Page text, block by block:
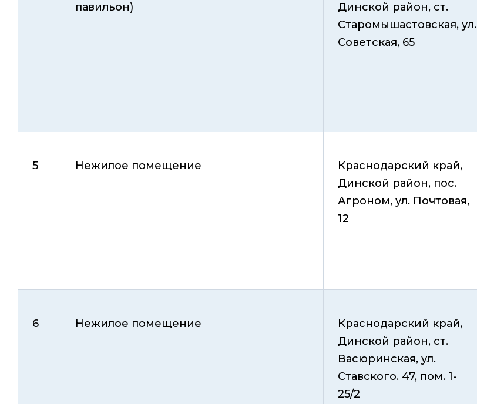
павильон)
Динской район, ст.
Старомышастовская, ул.
Советская, 65
5 Нежилое помещение
Краснодарский край,
Динской район, пос.
Агроном, ул. Почтовая,
12
6 Нежилое помещение
Краснодарский край,
Динской район, ст.
Васюринская, ул.
Ставского. 47, пом. 1-
25/2